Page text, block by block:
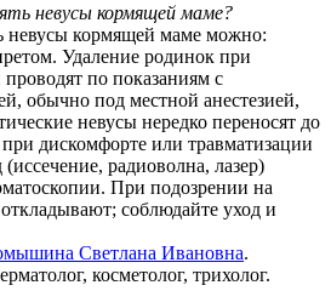
невусы кормящей маме?
невусы кормящей маме можно:
Удаление родинок при
по показаниям с
обычно под местной анестезией,
невусы нередко переносят до
дискомфорте или травматизации
радиоволна, лазер)
При подозрении на
соблюдайте уход и
Светлана Ивановна.
косметолог, трихолог.